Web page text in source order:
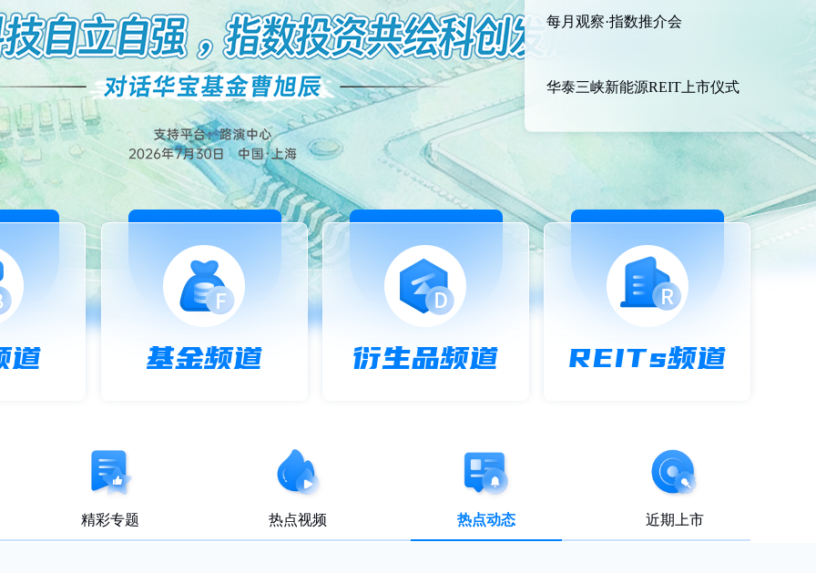
每月观察·指数推介会
华泰三峡新能源REIT上市仪式
道 基金频道 衍生品频道 REITs频道
精彩专题 热点视频 热点动态 近期上市